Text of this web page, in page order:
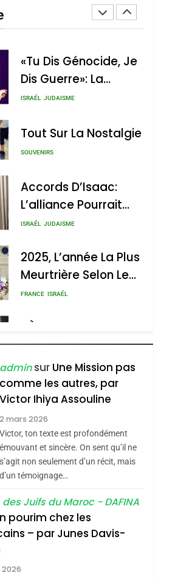
Vanessa De Loya
«Tu Dis Génocide, Je
Dis Guerre»: La
Nouvelle Chanson De
ISRAÉL JUDAISME
Tout Sur La Nostalgie
SOUVENIRS
Accords D’Isaac:
L’alliance Pourrait
S’étendre À 13 Pays
ISRAÉL JUDAISME
2025, L’année La Plus
Meurtrière Selon Le
Rapport D’ADL
FRANCE ISRAÉL
FIÈRE, DIGNE ET
RÉSILIENTE :
POURQUOI JE
REVENDIQUE MA
JUDAÏTE Par Thérèse
Zrihen-Dvir
ISRAÉL JUDAISME
CE QUI NOUS
MANQUE – Jacques
Hadida
JUDAISME
Maroc : Les Amandes
De Tafraout, Le Miel
De Tadla Azilal
Consacrés Produits
Du Terroir
DAFINA MAROC
Oeil Ravageur –
adminsur Une Mission pas
comme les autres, par
Victor Ihiya Assouline
2 mars 2026
Victor, ton texte est profondément
émouvant et sincère. On sent qu’il ne
s’agit non seulement d’un récit, mais
d’un témoignage…
Juifs du Maroc - DAFINA
pourim chez les
– par Junes Davis-
2026